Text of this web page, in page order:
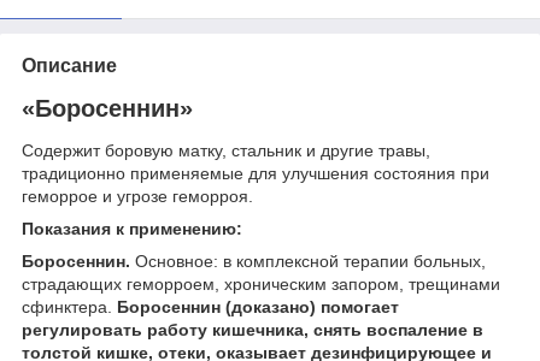
Описание
«Боросеннин»
Содержит боровую матку, стальник и другие травы,
традиционно применяемые для улучшения состояния при
геморрое и угрозе геморроя.
Показания к применению:
Боросеннин. Основное: в комплексной терапии больных,
страдающих геморроем, хроническим запором, трещинами
сфинктера. Боросеннин (доказано) помогает
регулировать работу кишечника, снять воспаление в
толстой кишке, отеки, оказывает дезинфицирующее и